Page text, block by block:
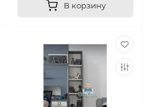
В корзину